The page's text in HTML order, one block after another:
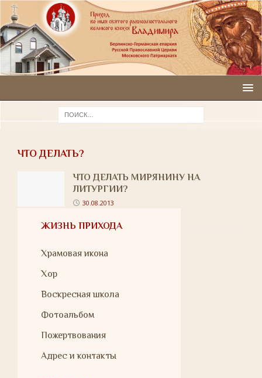
ЧТО ДЕЛАТЬ?
ЧТО ДЕЛАТЬ МИРЯНИНУ НА
ЛИТУРГИИ?
30.08.2013
ЖИЗНЬ ПРИХОДА
Храмовая икона
Хор
Воскресная школа
Фотоальбом
Пожертвования
Адрес и контакты